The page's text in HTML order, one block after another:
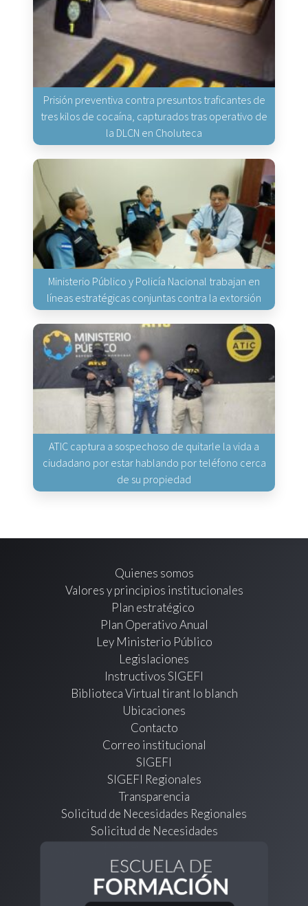
Prisión preventiva contra presuntos traficantes de
tres kilos de cocaína, capturados tras operativo de
la DLCN en Choluteca
Ministerio Público y Policía Nacional trabajan en
líneas estratégicas conjuntas contra la extorsión
ATIC captura a sospechoso de quitarle la vida a
ciudadano por estar hablando por teléfono cerca
de su propiedad
Quienes somos
Valores y principios institucionales
Plan estratégico
Plan Operativo Anual
Ley Ministerio Público
Legislaciones
Instructivos SIGEFI
Biblioteca Virtual tirant lo blanch
Ubicaciones
Contacto
Correo institucional
SIGEFI
SIGEFI Regionales
Transparencia
Solicitud de Necesidades Regionales
Solicitud de Necesidades